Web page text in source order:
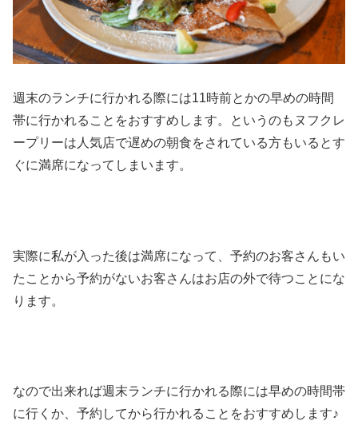
週末のランチに行かれる際には11時前とかの早めの時間
帯に行かれることをおすすめします。というのもヌフクレ
ープリーは人気店で遅めの朝食をされている方もいるとす
ぐに満席になってしまいます。
実際に私が入った後は満席になって、予約のお客さんもい
たことから予約がないお客さんはお店の外で待つことにな
ります。
なので出来れば週末ランチに行かれる際には早めの時間帯
に行くか、予約してから行かれることをおすすめします♪